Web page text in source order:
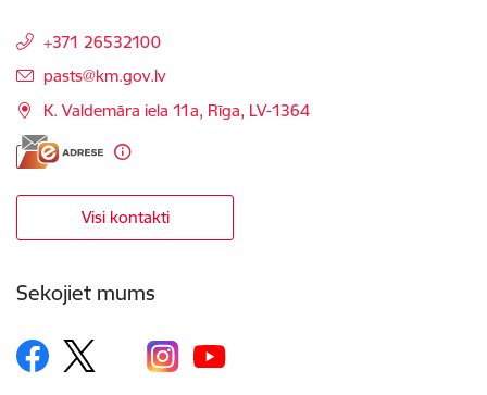
+371 26532100
E-pasts:
pasts@km.gov.lv
K. Valdemāra iela 11a, Rīga, LV-1364
Visi kontakti
Sekojiet mums